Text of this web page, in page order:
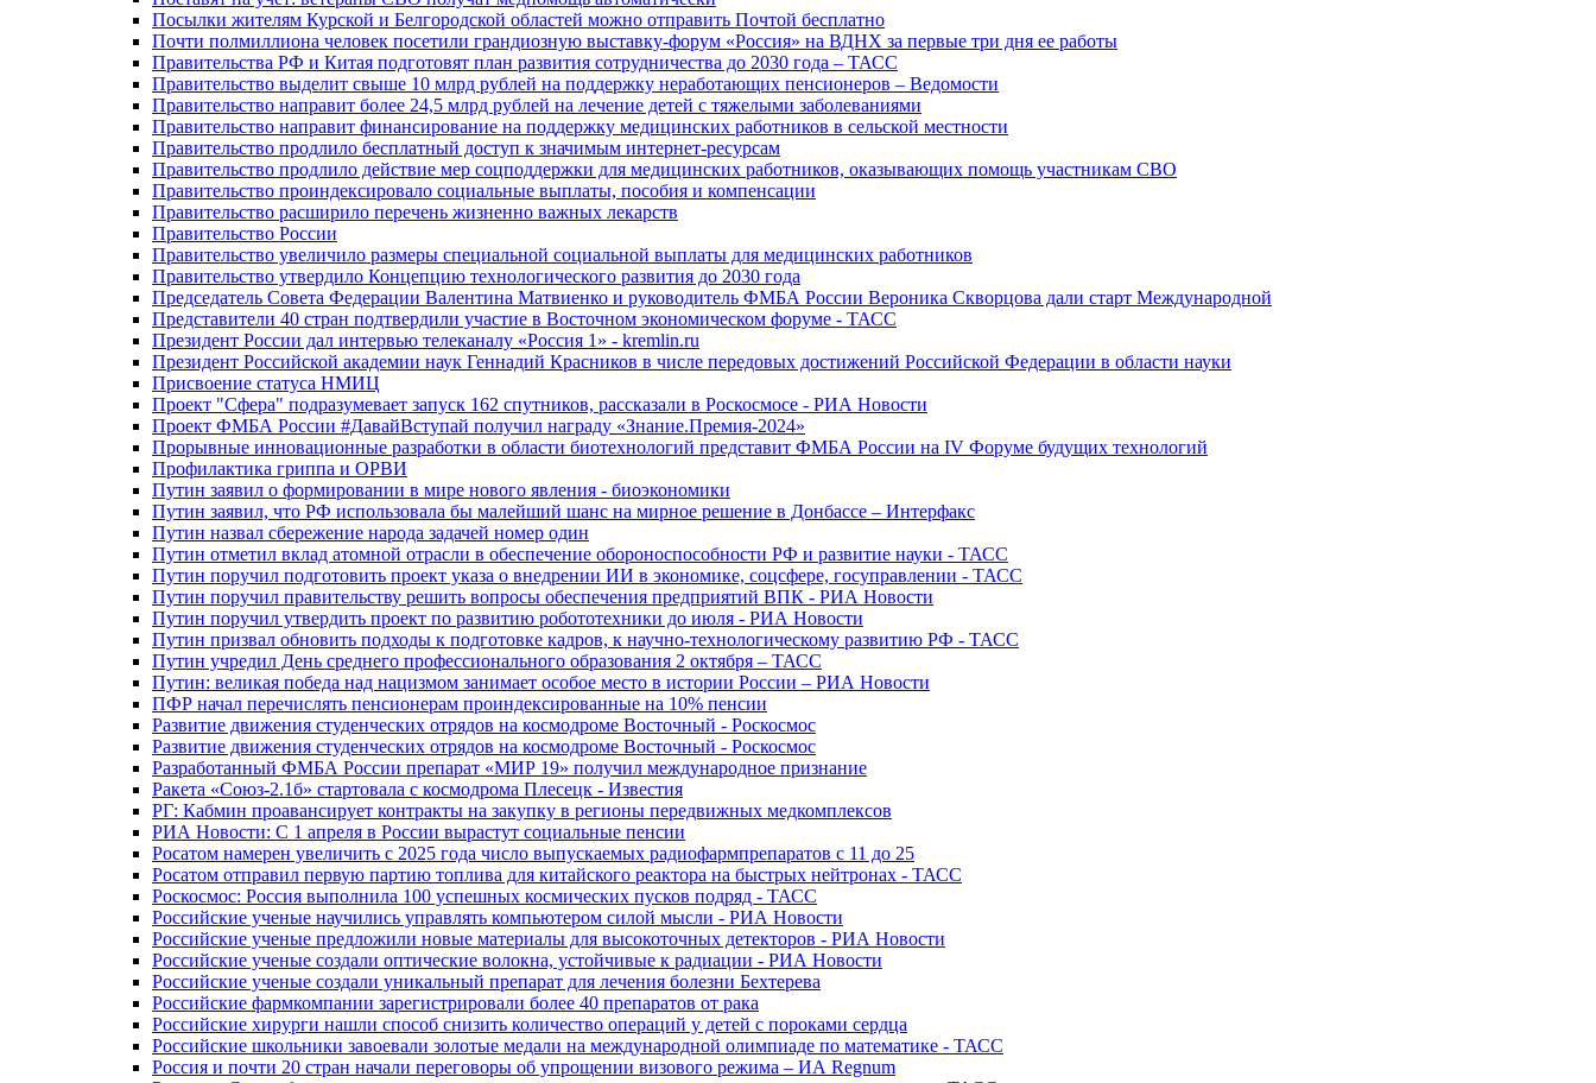
Посылки жителям Курской и Белгородской областей можно отправить Почтой бесплатно
Почти полмиллиона человек посетили грандиозную выставку-форум «Россия» на ВДНХ за первые три дня ее работы
Правительства РФ и Китая подготовят план развития сотрудничества до 2030 года – ТАСС
Правительство выделит свыше 10 млрд рублей на поддержку неработающих пенсионеров – Ведомости
Правительство направит более 24,5 млрд рублей на лечение детей с тяжелыми заболеваниями
Правительство направит финансирование на поддержку медицинских работников в сельской местности
Правительство продлило бесплатный доступ к значимым интернет-ресурсам
Правительство продлило действие мер соцподдержки для медицинских работников, оказывающих помощь участникам СВО
Правительство проиндексировало социальные выплаты, пособия и компенсации
Правительство расширило перечень жизненно важных лекарств
Правительство России
Правительство увеличило размеры специальной социальной выплаты для медицинских работников
Правительство утвердило Концепцию технологического развития до 2030 года
Председатель Совета Федерации Валентина Матвиенко и руководитель ФМБА России Вероника Скворцова дали старт Международной
Представители 40 стран подтвердили участие в Восточном экономическом форуме - ТАСС
Президент России дал интервью телеканалу «Россия 1» - kremlin.ru
Президент Российской академии наук Геннадий Красников в числе передовых достижений Российской Федерации в области науки
Присвоение статуса НМИЦ
Проект "Сфера" подразумевает запуск 162 спутников, рассказали в Роскосмосе - РИА Новости
Проект ФМБА России #ДавайВступай получил награду «Знание.Премия-2024»
Прорывные инновационные разработки в области биотехнологий представит ФМБА России на IV Форуме будущих технологий
Профилактика гриппа и ОРВИ
Путин заявил о формировании в мире нового явления - биоэкономики
Путин заявил, что РФ использовала бы малейший шанс на мирное решение в Донбассе – Интерфакс
Путин назвал сбережение народа задачей номер один
Путин отметил вклад атомной отрасли в обеспечение обороноспособности РФ и развитие науки - ТАСС
Путин поручил подготовить проект указа о внедрении ИИ в экономике, соцсфере, госуправлении - ТАСС
Путин поручил правительству решить вопросы обеспечения предприятий ВПК - РИА Новости
Путин поручил утвердить проект по развитию робототехники до июля - РИА Новости
Путин призвал обновить подходы к подготовке кадров, к научно-технологическому развитию РФ - ТАСС
Путин учредил День среднего профессионального образования 2 октября – ТАСС
Путин: великая победа над нацизмом занимает особое место в истории России – РИА Новости
ПФР начал перечислять пенсионерам проиндексированные на 10% пенсии
Развитие движения студенческих отрядов на космодроме Восточный - Роскосмос
Развитие движения студенческих отрядов на космодроме Восточный - Роскосмос
Разработанный ФМБА России препарат «МИР 19» получил международное признание
Ракета «Союз-2.1б» стартовала с космодрома Плесецк - Известия
РГ: Кабмин проавансирует контракты на закупку в регионы передвижных медкомплексов
РИА Новости: С 1 апреля в России вырастут социальные пенсии
Росатом намерен увеличить с 2025 года число выпускаемых радиофармпрепаратов с 11 до 25
Росатом отправил первую партию топлива для китайского реактора на быстрых нейтронах - ТАСС
Роскосмос: Россия выполнила 100 успешных космических пусков подряд - ТАСС
Российские ученые научились управлять компьютером силой мысли - РИА Новости
Российские ученые предложили новые материалы для высокоточных детекторов - РИА Новости
Российские ученые создали оптические волокна, устойчивые к радиации - РИА Новости
Российские ученые создали уникальный препарат для лечения болезни Бехтерева
Российские фармкомпании зарегистрировали более 40 препаратов от рака
Российские хирурги нашли способ снизить количество операций у детей с пороками сердца
Российские школьники завоевали золотые медали на международной олимпиаде по математике - ТАСС
Россия и почти 20 стран начали переговоры об упрощении визового режима – ИА Regnum